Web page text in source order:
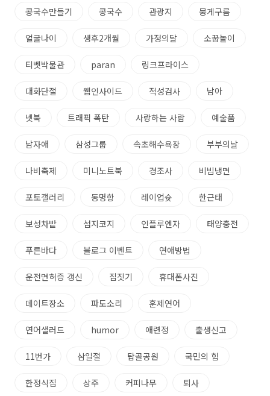
콩국수만들기 콩국수 관광지 뭉게구름
얼굴나이 생후2개월 가정의달 소꿉놀이
티벳박물관 paran 링크프라이스
대화단절 웹인사이드 적성검사 남아
넷북 트래픽 폭탄 사랑하는 사람 예술품
남자애 삼성그룹 속초해수욕장 부부의날
나비축제 미니노트북 경조사 비빔냉면
포토갤러리 동명항 레이업슛 한근태
보성차밭 섭지코지 인플루엔자 태양충전
푸른바다 블로그 이벤트 연애방법
운전면허증 갱신 집짓기 휴대폰사진
데이트장소 파도소리 훈제연어
연어샐러드 humor 애련정 출생신고
11번가 삼일절 탑골공원 국민의 힘
한정식집 상주 커피나무 퇴사